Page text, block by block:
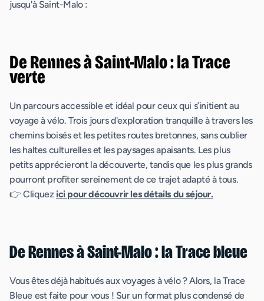
jusqu'à Saint-Malo :
De Rennes à Saint-Malo : la Trace
verte
Un parcours accessible et idéal pour ceux qui s’initient au
voyage à vélo. Trois jours d'exploration tranquille à travers les
chemins boisés et les petites routes bretonnes, sans oublier
les haltes culturelles et les paysages apaisants. Les plus
petits apprécieront la découverte, tandis que les plus grands
pourront profiter sereinement de ce trajet adapté à tous.
👉 Cliquez ici pour découvrir les détails du séjour.
De Rennes à Saint-Malo : la Trace bleue
Vous êtes déjà habitués aux voyages à vélo ? Alors, la Trace
Bleue est faite pour vous ! Sur un format plus condensé de